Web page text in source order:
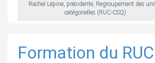
Rachel Lépine, présidente, Regroupement des
catégorielles (RUC-CSQ)
Formation du